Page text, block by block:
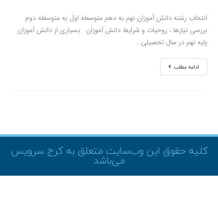
انتخاب رشته دانش آموزان نهم به دهم متوسطه اول به متوسطه دوم
بررسی نیازها ، روحیات و شرایط دانش آموزان بسیاری از دانش آموزان
پایه نهم در سال تحصیلی…
ادامه مطلب
کلیه حقوق این وب‌سایت متعلق به کرج سرویس
می‌باشد